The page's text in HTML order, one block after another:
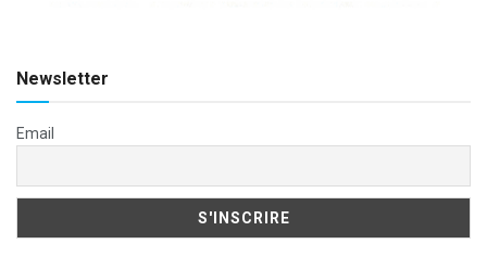
Newsletter
Email